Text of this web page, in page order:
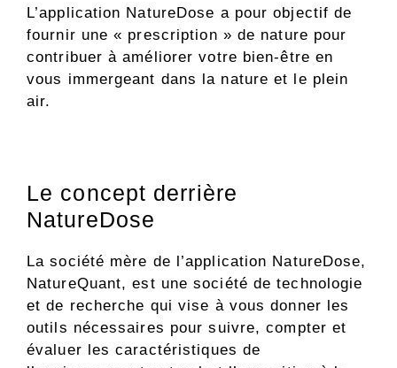
L’application NatureDose a pour objectif de
fournir une « prescription » de nature pour
contribuer à améliorer votre bien-être en
vous immergeant dans la nature et le plein
air.
Le concept derrière
NatureDose
La société mère de l’application NatureDose,
NatureQuant, est une société de technologie
et de recherche qui vise à vous donner les
outils nécessaires pour suivre, compter et
évaluer les caractéristiques de